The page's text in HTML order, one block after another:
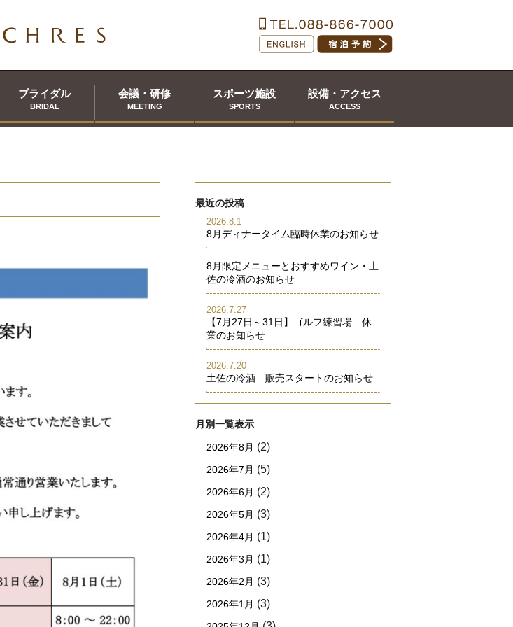
ブライダル
BRIDAL
会議・研修
MEETING
スポーツ施設
SPORTS
設備・アクセス
ACCESS
最近の投稿
2026.8.1
8月ディナータイム臨時休業のお知らせ
8月限定メニューとおすすめワイン・土
佐の冷酒のお知らせ
2026.7.27
【7月27日～31日】ゴルフ練習場 休
業のお知らせ
2026.7.20
土佐の冷酒 販売スタートのお知らせ
月別一覧表示
2026年8月 (2)
2026年7月 (5)
2026年6月 (2)
2026年5月 (3)
2026年4月 (1)
2026年3月 (1)
2026年2月 (3)
2026年1月 (3)